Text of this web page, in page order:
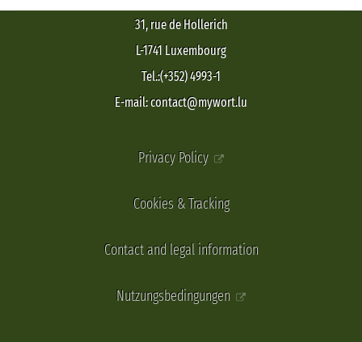
31, rue de Hollerich
L-1741 Luxembourg
Tel.:(+352) 4993-1
E-mail: contact@mywort.lu
Privacy Policy
Cookies & Tracking
Contact and legal information
Nutzungsbedingungen